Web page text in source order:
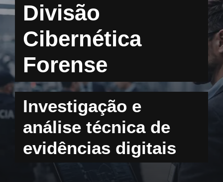
Divisão
Cibernética
Forense
Investigação e
análise técnica de
evidências digitais